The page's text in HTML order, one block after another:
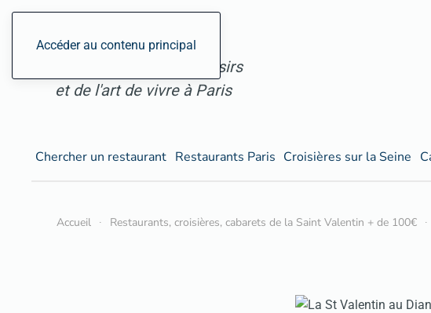
Accéder au contenu principal
ParisGourmand, le site
des restaurants, des loisirs
et de l'art de vivre à Paris
Chercher un restaurant Restaurants Paris Croisières sur la Seine
Accueil Restaurants, croisières, cabarets de la Saint Valentin + de 100€